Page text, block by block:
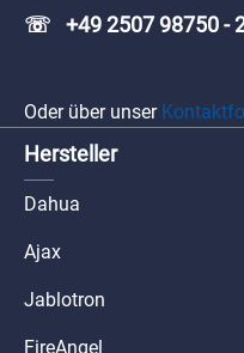
☏ +49 2507 98750 -
Oder über unser
Hersteller
Dahua
Ajax
Jablotron
FireAngel